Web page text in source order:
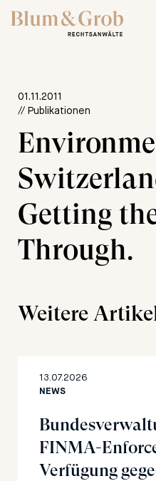
01.11.2011
// Publikationen
Getting
Through.
Weitere
13.07.2026
NEWS
FINMA-
Verfügung